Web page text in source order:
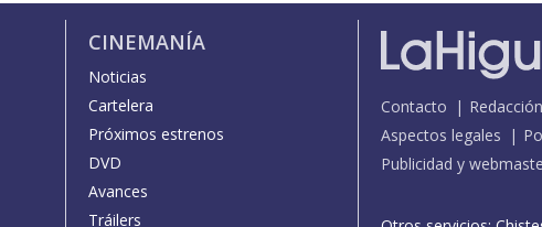
CINEMANÍA
Noticias
Cartelera
Próximos estrenos
DVD
Avances
Tráilers
Contacto Redacción
Aspectos legales
Publicidad y